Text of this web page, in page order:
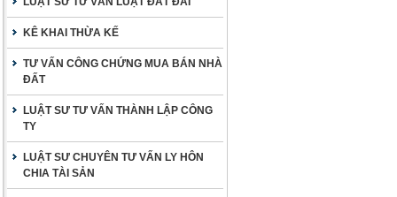
KÊ KHAI THỪA KẾ
TƯ VẤN CÔNG CHỨNG MUA BÁN NHÀ
ĐẤT
LUẬT SƯ TƯ VẤN THÀNH LẬP CÔNG
TY
LUẬT SƯ CHUYÊN TƯ VẤN LY HÔN
CHIA TÀI SẢN